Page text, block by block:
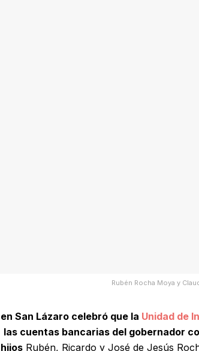
Rubén Rocha Moya y
en San Lázaro celebró que la Unidad de
las cuentas bancarias del gobernador
Rubén, Ricardo y José de Jesús